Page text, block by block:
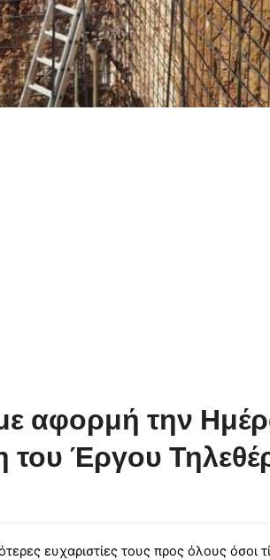
αφορμή την
του Έργου
ευχαριστίες τους προς όλους όσοι